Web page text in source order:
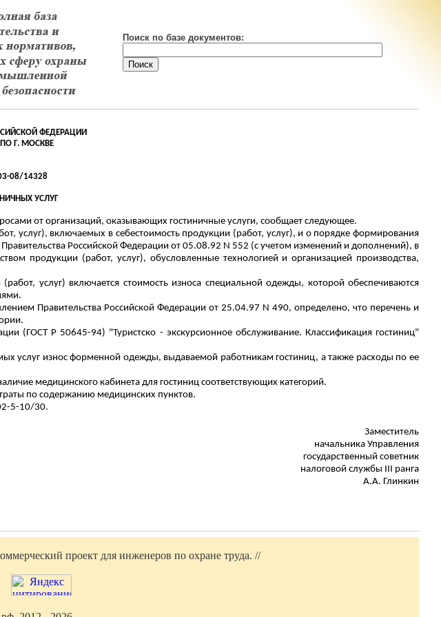
Поиск по базе документов:
ФЕДЕРАЦИИ
Г. МОСКВЕ
08/14328
УСЛУГ
от организаций, оказывающих гостиничные услуги, сообщает следующее.
услуг), включаемых в себестоимость продукции (работ, услуг), и о порядке формирования
Российской Федерации от 05.08.92 N 552 (с учетом изменений и дополнений), в
продукции (работ, услуг), обусловленные технологией и организацией производства,
услуг) включается стоимость износа специальной одежды, которой обеспечиваются
Правительства Российской Федерации от 25.04.97 N 490, определено, что перечень и
(ГОСТ Р 50645-94) "Туристско - экскурсионное обслуживание. Классификация гостиниц"
услуг износ форменной одежды, выдаваемой работникам гостиниц, а также расходы по ее
медицинского кабинета для гостиниц соответствующих категорий.
по содержанию медицинских пунктов.
5-10/30.
Заместитель
начальника Управления
государственный советник
налоговой службы III ранга
А.А. Глинкин
проект для инженеров по охране труда. //